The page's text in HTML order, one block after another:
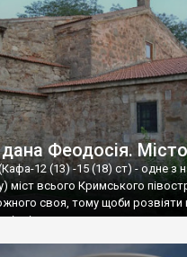
Феодосія.
12 (13) -15 (18) ст) - одне з
міст всього Кримського
своя, тому щоби розвіяти
це